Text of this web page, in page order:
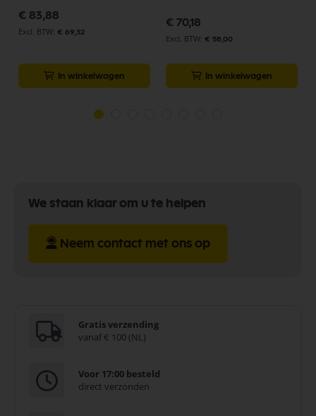
€ 83,88
€ 69,32
In winkelwagen
€ 70,18
€ 58,00
In winkelwagen
We staan klaar om u te helpen
Neem contact met ons op
Gratis verzending
vanaf € 100 (NL)
Voor 17:00 besteld
direct verzonden